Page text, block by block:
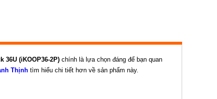
36U (iKOOP36-2P) chính là lựa chọn đáng để bạn quan
Thịnh tìm hiểu chi tiết hơn về sản phẩm này.